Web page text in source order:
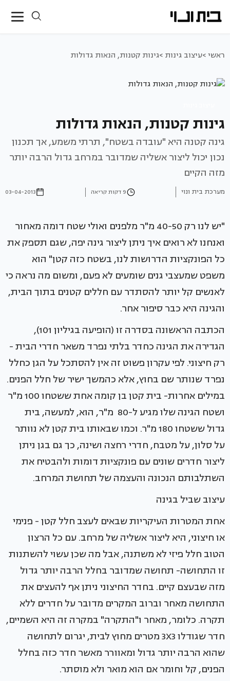
ראשי >עיצוב גינות >גינות קטנות, הנאות גדולות
גינות קטנות, הנאות גדולות
גינה קטנה היא "עובדה בשטח", תרתי משמע, אך תכנון
נכון יכול ליצור אשליה שמדובר במרחב גדול הרבה יותר
מזה הקיים
מערכת בית ונוי 9 דקות קריאה 03-04-2013
"יש לנו רק 40-50 מ"ר מלפנים ואולי שטח דומה מאחור
ואנחנו לא רואים איך ניתן ליצור גינה יפה, שגם תספק את
כל הפונקציות הדרושות לנו, בשטח כזה קטן" הוא
משפט שמעצבי גנים שומעים לא פעם, ומשום מה נראה כי
לאנשים קל יותר להסתדר עם חללים קטנים בתוך הבית,
והגינה היא כבר סיפור אחר.
הכתבה הראשונה בסדרה זו (הופיעה בגיליון 101),
הגדירה את הגינה כחדר בלתי נפרד משאר חדרי הבית -
רק חיצוני. לפי עקרון פשוט זה אין להסתכל על הגן כחלל
נפרד שנותר שם בחוץ, אלא כהמשך ישיר של חלל הפנים.
במילים אחרות- בית קטן בן קומה אחת ששטחו 100 מ"ר
ושטח הגינה שלו מגיע ל-80 מ"ר, הוא, למעשה, בית
גדול ששטחו 180 מ"ר. וכמו שבאותו בית קטן לא נוותר
על סלון, על מטבח, חדרי רחצה ושינה, כך גם בגן ניתן
ליצור חדרים שונים עם פונקציות דומות ולהבטיח את
השתלבותם הנכונה והעצמה של תחושת המרחב.
עיצוב שביל בגינה
אחת המטרות העיקריות שבאים לעצב חלל קטן - פנימי
או חיצוני, היא ליצור אשליה של מרחב. עם כל הרצון
הטוב חלל פיזי לא משתנה, אבל מה שכן עשוי להשתנות
זו התחושה- תחושה שמדובר בחלל הרבה יותר גדול
מזה שבעצם קיים. בחדר החיצוני ניתן אף להעצים את
התחושה מאחר וברוב המקרים מדובר על חדרים ללא
תקרה. כלומר, מאחר ו"התקרה" במקרה זה היא השמיים,
חדר שגודלו 3X3 מטרים מחוץ לבית, יגרום לתחושה
שהוא הרבה יותר גדול ומאוורר מאשר חדר כזה בחלל
הפנים, קל וחומר אם הוא מואר ולא מוסתר.